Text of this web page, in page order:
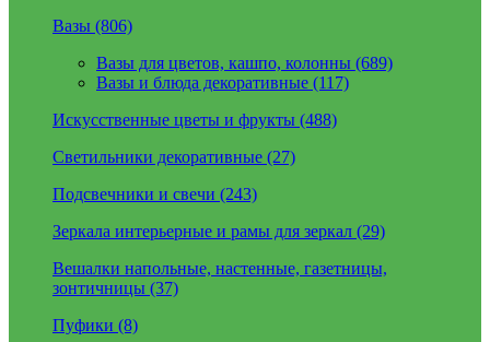
Вазы (806)
Вазы для цветов, кашпо, колонны (689)
Вазы и блюда декоративные (117)
Искусственные цветы и фрукты (488)
Светильники декоративные (27)
Подсвечники и свечи (243)
Зеркала интерьерные и рамы для зеркал (29)
Вешалки напольные, настенные, газетницы,
зонтичницы (37)
Пуфики (8)